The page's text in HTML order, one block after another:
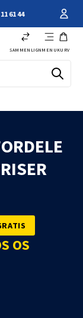
SAMMENLIGN MENU KURV
OS